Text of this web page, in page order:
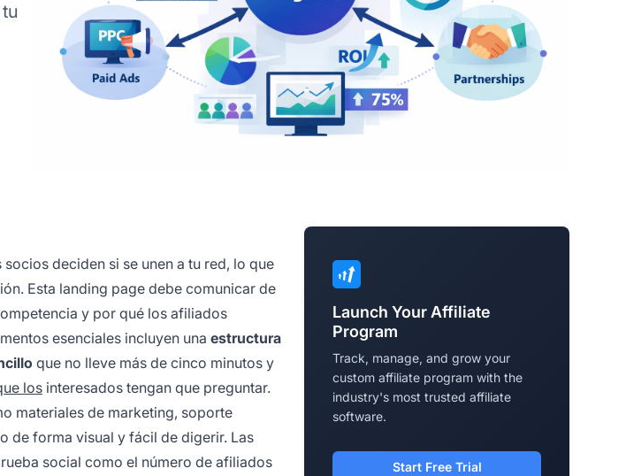
deciden si se unen a tu red, lo que
Esta landing page debe comunicar de
y por qué los afiliados
esenciales incluyen una estructura
que no lleve más de cinco minutos y
los interesados tengan que preguntar.
materiales de marketing, soporte
de forma visual y fácil de digerir. Las
social como el número de afiliados
Launch Your Affiliate
Program
Track, manage, and grow your
custom affiliate program with the
industry's most trusted affiliate
software.
Start Free Trial